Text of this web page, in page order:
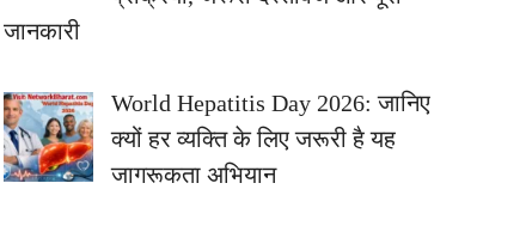
जानकारी
World Hepatitis Day 2026: जानिए
क्यों हर व्यक्ति के लिए जरूरी है यह
जागरूकता अभियान